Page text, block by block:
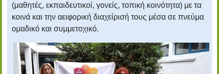
(μαθητές, εκπαιδευτικοί, γονείς, τοπική κοινότητα) με τα
κοινά και την αειφορική διαχείρισή τους μέσα σε πνεύμα
ομαδικό και συμμετοχικό.